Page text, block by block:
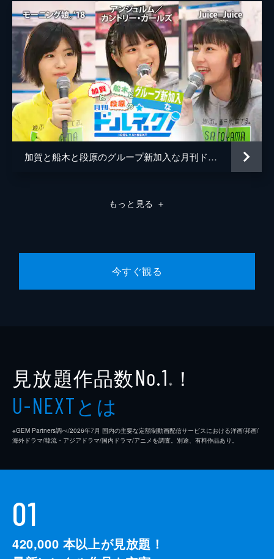
#7 ニッチロー・真矢みつきと沖縄観光
デュアリス高橋が、芸人たちとインスタ映え
するスポットを訪れて、さまざまな体験をす
る本シリーズ、いつもは車で移動できる範囲
だったが、今回は何と沖縄。ニッチローとゲ
ストの真矢みつきと珍道中を繰り広げる。
14分
#8 西伊豆でふね釣り体験
今回は、栃木県の大谷資料館を訪れる。この
資料館は「石の町 大谷」の歴史が展示され
ており、宇都宮No.1クラスの観光スポット。
館長の鈴木さんに案内してもらい、地下30m
#9 子供も喜ぶグランピング
を食べようとするのだが...。
12分
様からのエッチなアイデアを形にした、50室
のコンセプトが楽しめる大人の遊園地を体験
した。
12分
加賀と船木と段原のグループ新加入な月刊ドルネク（vol.17）
もっと見る ＋
今すぐ観る
見放題作品数No.1 ※ ！
U-NEXTとは
※GEM Partners調べ/2026年7⽉ 国内の主要な定額制動画配信サービスにおける洋画/邦画/
海外ドラマ/韓流・アジアドラマ/国内ドラマ/アニメを調査。別途、有料作品あり。
01
420,000 本以上が見放題！